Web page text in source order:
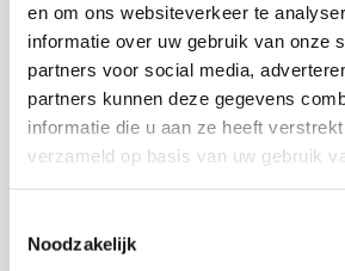
en om ons websiteverkeer te
informatie over uw gebruik van onze
partners voor social media,
partners kunnen deze gegevens
informatie die u aan ze heeft
verzameld op basis van uw gebruik
Noodzakelijk
Feestelijke cadeausmaken we van
chocolade producten. Koffie,
altijd eenperfect idee! Wat zijn
onze cadeaus?
Verjaardagen
Feestdagen zoals:
Paasdagen